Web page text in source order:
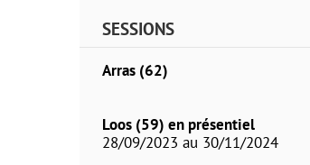
SESSIONS
Arras (62)
Loos (59) en présentiel
28/09/2023 au 30/11/2024